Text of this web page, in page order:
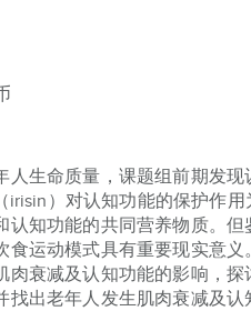
人生命质量，课题组前期发
irisin）对认知功能的保护作
认知功能的共同营养物质。
食运动模式具有重要现实意
肉衰减及认知功能的影响，
找出老年人发生肌肉衰减及